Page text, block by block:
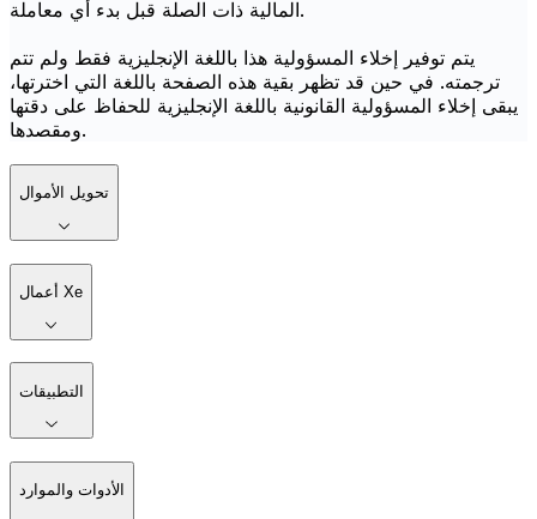
المالية ذات الصلة قبل بدء أي معاملة.
يتم توفير إخلاء المسؤولية هذا باللغة الإنجليزية فقط ولم تتم
ترجمته. في حين قد تظهر بقية هذه الصفحة باللغة التي اخترتها،
يبقى إخلاء المسؤولية القانونية باللغة الإنجليزية للحفاظ على دقتها
ومقصدها.
تحويل الأموال
أعمال Xe
التطبيقات
الأدوات والموارد